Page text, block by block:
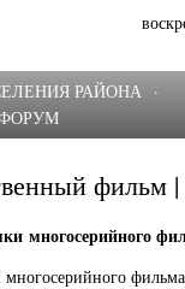
РАЙОНА
·
фильм |
многосерийного